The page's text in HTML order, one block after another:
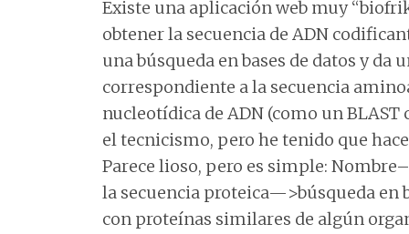
Existe una aplicación web muy
obtener la secuencia de ADN
una búsqueda en bases de datos y
correspondiente a la secuencia
nucleotídica de ADN (como un
el tecnicismo, pero he tenido que
Parece lioso, pero es simple:
la secuencia proteica—>búsqueda en
con proteínas similares de algún